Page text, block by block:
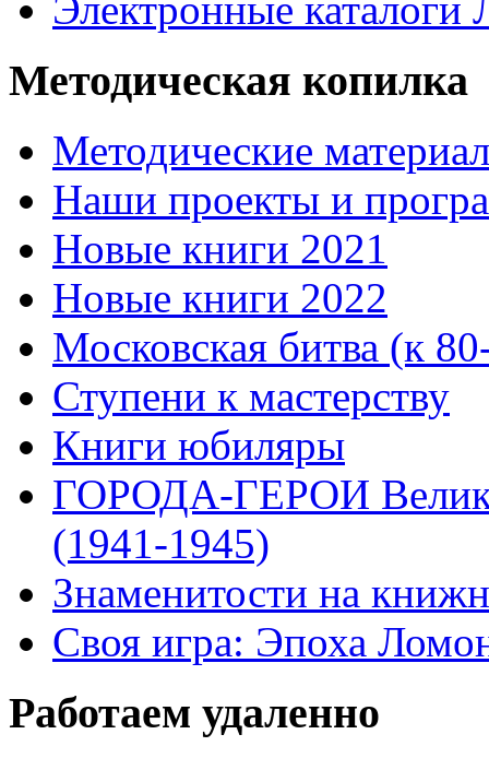
Методическая копилка
Методические
Наши проекты и
Новые книги 2021
Новые книги 2022
Московская битва (к
Ступени к мастерству
Книги юбиляры
ГОРОДА-ГЕРОИ
(1941-1945)
Знаменитости на
Своя игра: Эпоха
Работаем удаленно